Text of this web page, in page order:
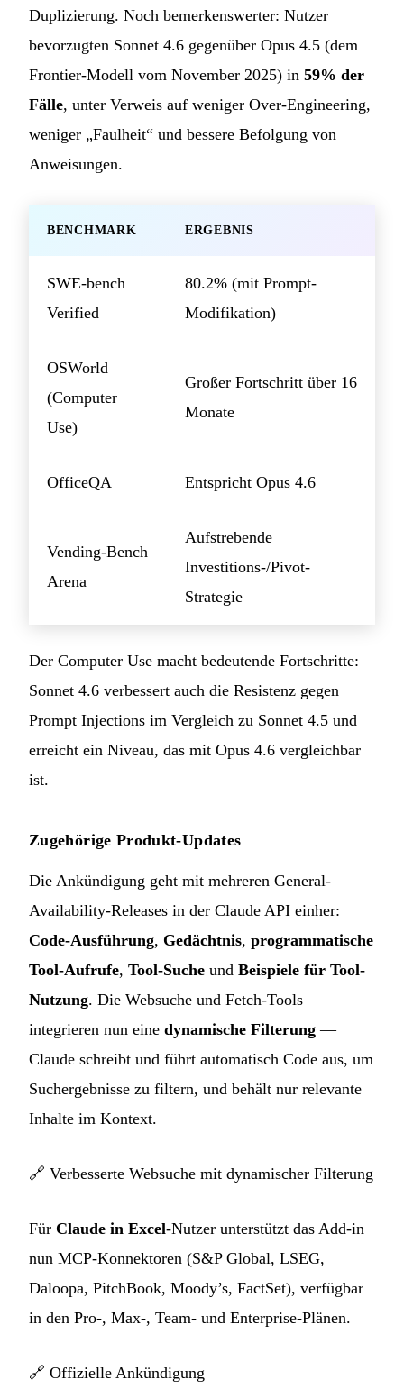
Duplizierung. Noch bemerkenswerter: Nutzer
bevorzugten Sonnet 4.6 gegenüber Opus 4.5 (dem
Frontier-Modell vom November 2025) in 59% der
Fälle, unter Verweis auf weniger Over-Engineering,
weniger „Faulheit“ und bessere Befolgung von
Anweisungen.
BENCHMARK ERGEBNIS
SWE-bench
Verified
80.2% (mit Prompt-
Modifikation)
OSWorld
(Computer
Use)
Großer Fortschritt über 16
Monate
OfficeQA Entspricht Opus 4.6
Vending-Bench
Arena
Aufstrebende
Investitions-/Pivot-
Strategie
Der Computer Use macht bedeutende Fortschritte:
Sonnet 4.6 verbessert auch die Resistenz gegen
Prompt Injections im Vergleich zu Sonnet 4.5 und
erreicht ein Niveau, das mit Opus 4.6 vergleichbar
ist.
Zugehörige Produkt-Updates
Die Ankündigung geht mit mehreren General-
Availability-Releases in der Claude API einher:
Code-Ausführung, Gedächtnis, programmatische
Tool-Aufrufe, Tool-Suche und Beispiele für Tool-
Nutzung. Die Websuche und Fetch-Tools
integrieren nun eine dynamische Filterung —
Claude schreibt und führt automatisch Code aus, um
Suchergebnisse zu filtern, und behält nur relevante
Inhalte im Kontext.
🔗 Verbesserte Websuche mit dynamischer Filterung
Für Claude in Excel-Nutzer unterstützt das Add-in
nun MCP-Konnektoren (S&P Global, LSEG,
Daloopa, PitchBook, Moody’s, FactSet), verfügbar
in den Pro-, Max-, Team- und Enterprise-Plänen.
🔗 Offizielle Ankündigung